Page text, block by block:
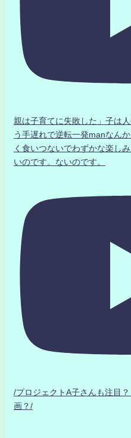
親は子育てに失敗した」子は
う手遅れで逆転一発manなん
く食いつないでわずかな楽し
いのです。ないのです。
/プロジェクトA子さんも注
画？/